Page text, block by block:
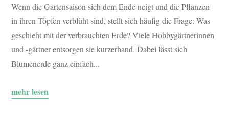
Wenn die Gartensaison sich dem Ende neigt und die Pflanzen
in ihren Töpfen verblüht sind, stellt sich häufig die Frage: Was
geschieht mit der verbrauchten Erde? Viele Hobbygärtnerinnen
und -gärtner entsorgen sie kurzerhand. Dabei lässt sich
Blumenerde ganz einfach...
mehr lesen